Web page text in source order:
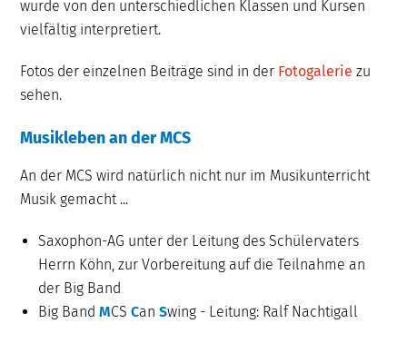
wurde von den unterschiedlichen Klassen und Kursen
vielfältig interpretiert.
Fotos der einzelnen Beiträge sind in der Fotogalerie zu
sehen.
Musikleben an der MCS
An der MCS wird natürlich nicht nur im Musikunterricht
Musik gemacht ...
Saxophon-AG unter der Leitung des Schülervaters
Herrn Köhn, zur Vorbereitung auf die Teilnahme an
der Big Band
Big BandMCSCanSwing - Leitung: Ralf Nachtigall